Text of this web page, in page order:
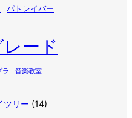
パトレイバー
ード
ラ 音楽教室
ツリー (14)